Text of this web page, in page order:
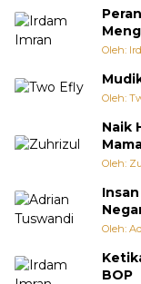
Oleh:
Oleh:
Naik
Oleh:
Oleh:
BOP